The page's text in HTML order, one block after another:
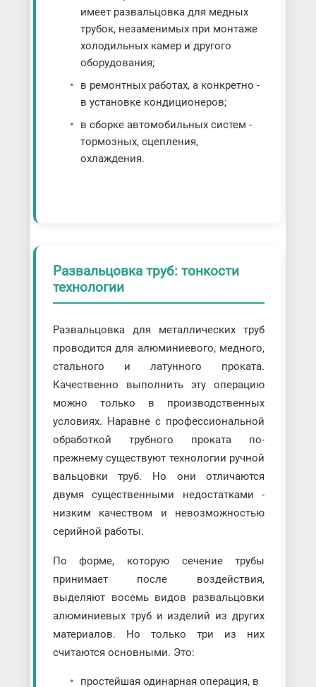
имеет развальцовка для медных
трубок, незаменимых при монтаже
холодильных камер и другого
оборудования;
в ремонтных работах, а конкретно -
в установке кондиционеров;
в сборке автомобильных систем -
тормозных, сцепления,
охлаждения.
Развальцовка труб: тонкости
технологии
Развальцовка для металлических труб
проводится для алюминиевого, медного,
стального и латунного проката.
Качественно выполнить эту операцию
можно только в производственных
условиях. Наравне с профессиональной
обработкой трубного проката по-
прежнему существуют технологии ручной
вальцовки труб. Но они отличаются
двумя существенными недостатками -
низким качеством и невозможностью
серийной работы.
По форме, которую сечение трубы
принимает после воздействия,
выделяют восемь видов развальцовки
алюминиевых труб и изделий из других
материалов. Но только три из них
считаются основными. Это:
простейшая одинарная операция, в